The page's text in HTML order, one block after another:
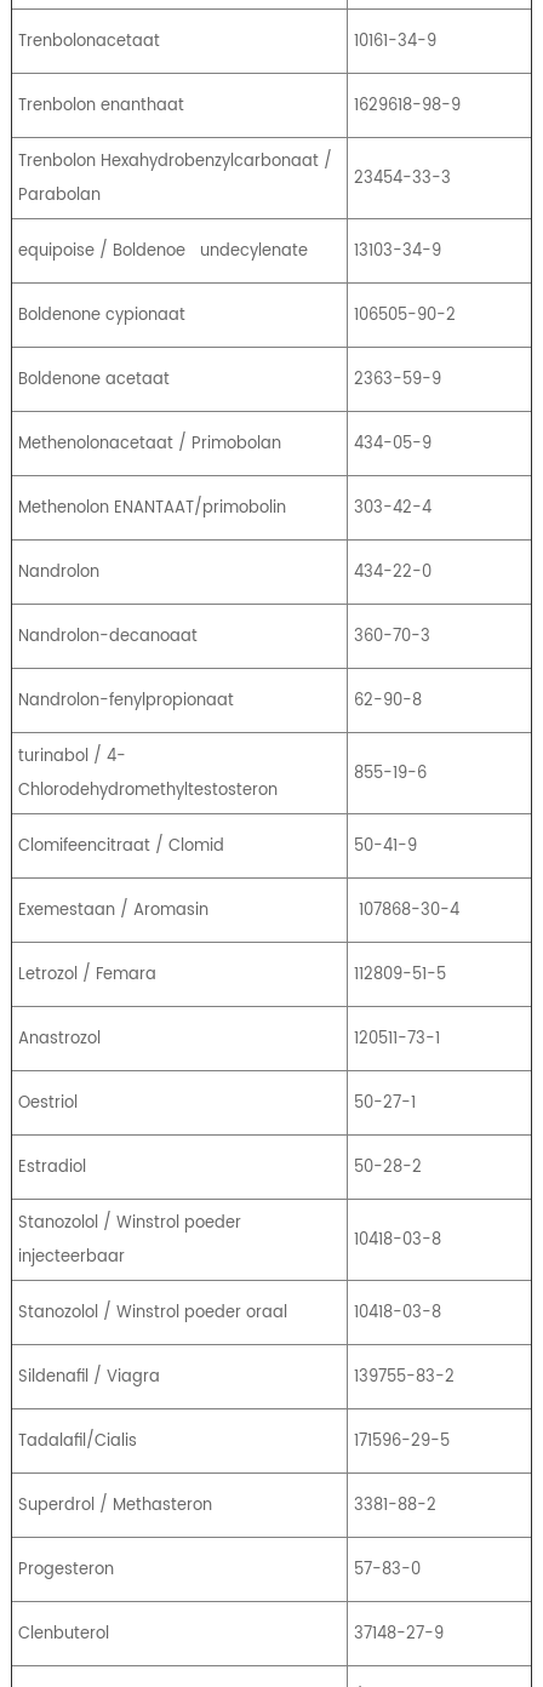
Trenbolonacetaat 10161-34-9
Trenbolon enanthaat 1629618-98-9
Trenbolon Hexahydrobenzylcarbonaat /
Parabolan
23454-33-3
equipoise / Boldenoe undecylenate 13103-34-9
Boldenone cypionaat 106505-90-2
Boldenone acetaat 2363-59-9
Methenolonacetaat / Primobolan 434-05-9
Methenolon ENANTAAT/primobolin 303-42-4
Nandrolon 434-22-0
Nandrolon-decanoaat 360-70-3
Nandrolon-fenylpropionaat 62-90-8
turinabol / 4-
Chlorodehydromethyltestosteron
855-19-6
Clomifeencitraat / Clomid 50-41-9
Exemestaan ​​/ Aromasin 107868-30-4
Letrozol / Femara 112809-51-5
Anastrozol 120511-73-1
Oestriol 50-27-1
Estradiol 50-28-2
Stanozolol / Winstrol poeder
injecteerbaar
10418-03-8
Stanozolol / Winstrol poeder oraal 10418-03-8
Sildenafil / Viagra 139755-83-2
Tadalafil/Cialis 171596-29-5
Superdrol / Methasteron 3381-88-2
Progesteron 57-83-0
Clenbuterol 37148-27-9